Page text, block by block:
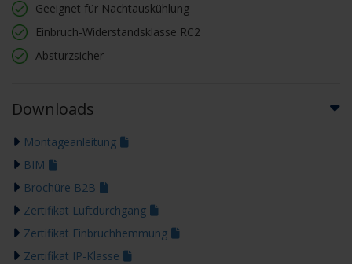
Geeignet für Nachtauskühlung
Einbruch-Widerstandsklasse RC2
Absturzsicher
Downloads
Montageanleitung
BIM
Brochüre B2B
Zertifikat Luftdurchgang
Zertifikat Einbruchhemmung
Zertifikat IP-Klasse